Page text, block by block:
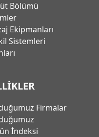
Bölümü
Ekipmanları
Sistemleri
Firmalar
İndeksi